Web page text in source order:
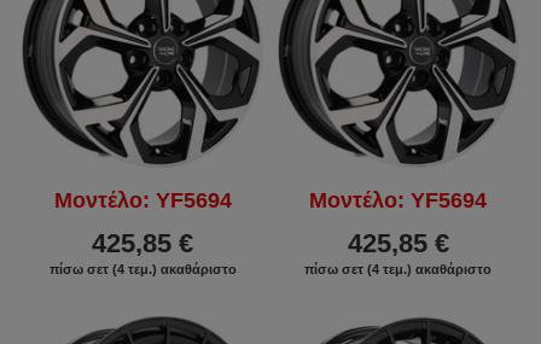
Μοντέλο: YF5694
425,85 €
πίσω σετ (4 τεμ.) ακαθάριστο
Μοντέλο: YF5694
425,85 €
πίσω σετ (4 τεμ.) ακαθάριστο